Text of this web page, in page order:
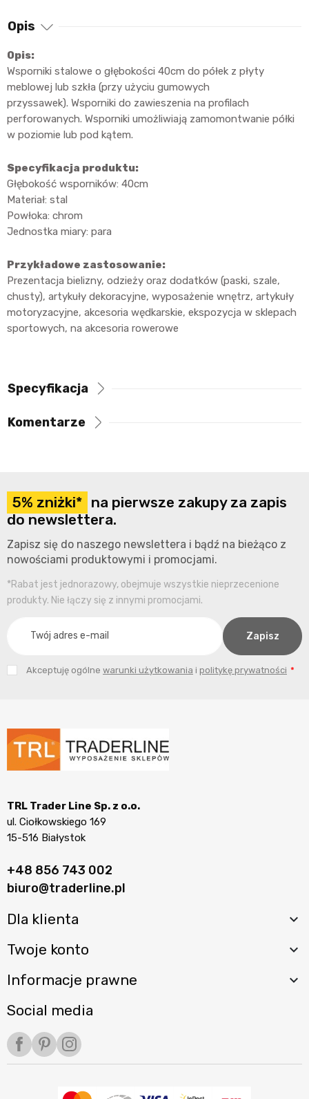
Opis
Opis:
Wsporniki stalowe o głębokości 40cm do półek z płyty
meblowej lub szkła (przy użyciu gumowych
przyssawek). Wsporniki do zawieszenia na profilach
perforowanych. Wsporniki umożliwiają zamomontwanie półki
w poziomie lub pod kątem.
Specyfikacja produktu:
Głębokość wsporników: 40cm
Materiał: stal
Powłoka: chrom
Jednostka miary: para
Przykładowe zastosowanie:
Prezentacja bielizny, odzieży oraz dodatków (paski, szale,
chusty), artykuły dekoracyjne, wyposażenie wnętrz, artykuły
motoryzacyjne, akcesoria wędkarskie, ekspozycja w sklepach
sportowych, na akcesoria rowerowe
Specyfikacja
Komentarze
5% zniżki* na pierwsze zakupy za zapis
do newslettera.
Zapisz się do naszego newslettera i bądź na bieżąco z
nowościami produktowymi i promocjami.
*Rabat jest jednorazowy, obejmuje wszystkie nieprzecenione
produkty. Nie łączy się z innymi promocjami.
Akceptuję ogólne warunki użytkowania i politykę prywatności
TRL Trader Line Sp. z o.o.
ul. Ciołkowskiego 169
15-516 Białystok
+48 856 743 002
biuro@traderline.pl
Dla klienta 
Twoje konto 
Informacje prawne 
Social media
Facebook
PinterestInstagram